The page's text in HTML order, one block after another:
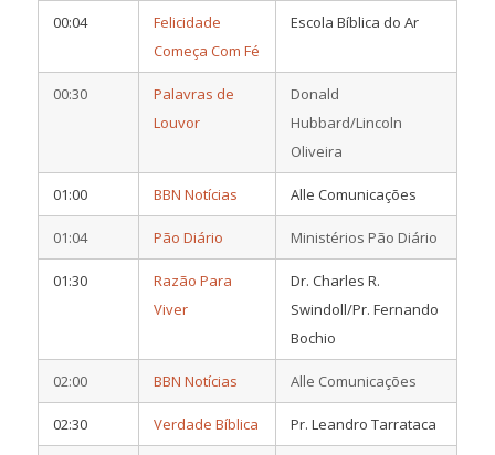
00:04
Felicidade
Começa Com Fé
Escola Bíblica do Ar
00:30
Palavras de
Louvor
Donald
Hubbard/Lincoln
Oliveira
01:00 BBN Notícias Alle Comunicações
01:04 Pão Diário Ministérios Pão Diário
01:30
Razão Para
Viver
Dr. Charles R.
Swindoll/Pr. Fernando
Bochio
02:00 BBN Notícias Alle Comunicações
02:30 Verdade Bíblica Pr. Leandro Tarrataca